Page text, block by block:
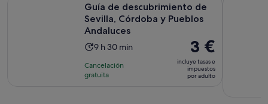
Guía de descubrimiento de
Sevilla, Córdoba y Pueblos
Andaluces
La
de
9 h 30 min
Cancelación
gratuita
El
precio
es
de
3 €
incluye tasas e
impuestos
por adulto